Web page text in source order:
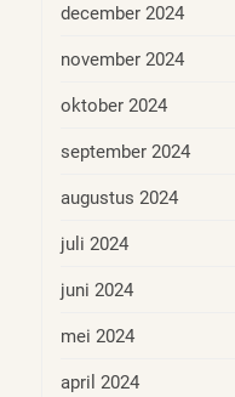
december 2024
november 2024
oktober 2024
september 2024
augustus 2024
juli 2024
juni 2024
mei 2024
april 2024